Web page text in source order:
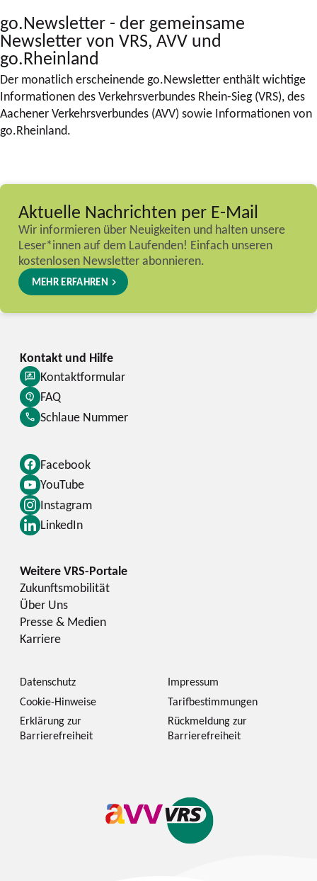
go.Newsletter - der gemeinsame
Newsletter von VRS, AVV und
go.Rheinland
Der monatlich erscheinende go.Newsletter enthält wichtige
Informationen des Verkehrsverbundes Rhein-Sieg (VRS), des
Aachener Verkehrsverbundes (AVV) sowie Informationen von
go.Rheinland.
Aktuelle Nachrichten per E-Mail
Wir informieren über Neuigkeiten und halten unsere
Leser*innen auf dem Laufenden! Einfach unseren
kostenlosen Newsletter abonnieren.
MEHR ERFAHREN
Facebook
YouTube
Instagram
LinkedIn
Kontaktformular
FAQ
Schlaue Nummer
Zukunftsmobilität
Über Uns
Presse & Medien
Karriere
Datenschutz
Impressum
Cookie-Hinweise
Tarifbestimmungen
Erklärung zur
Barrierefreiheit
Rückmeldung zur
Barrierefreiheit